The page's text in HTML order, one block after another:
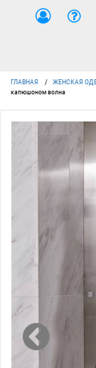
ГЛАВНАЯ / ЖЕНСКАЯ
капюшоном волна